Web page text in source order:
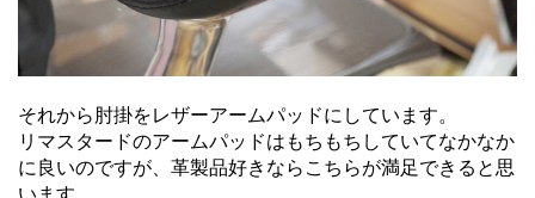
それから肘掛をレザーアームパッドにしています。
リマスタードのアームパッドはもちもちしていてなかなか
に良いのですが、革製品好きならこちらが満足できると思
います。